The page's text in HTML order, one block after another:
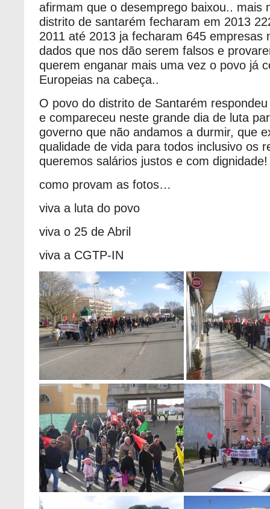
afirmam que o desemprego baixou..
distrito de santarém fecharam em 2013
2011 até 2013 ja fecharam 645 empresas
dados que nos dão serem falsos e
querem enganar mais uma vez o povo já
Europeias na cabeça..
O povo do distrito de Santarém
e compareceu neste grande dia de luta
governo que não andamos a durmir, que
qualidade de vida para todos inclusivo os
queremos salários justos e com dignidade!
como provam as fotos…
viva a luta do povo
viva o 25 de Abril
viva a CGTP-IN